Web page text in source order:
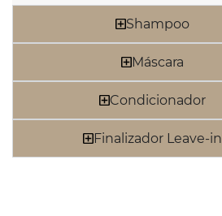
Shampoo
Máscara
Condicionador
Finalizador Leave-in